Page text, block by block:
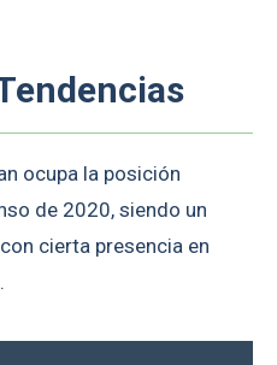
ocupa la posición
de 2020, siendo un
cierta presencia en